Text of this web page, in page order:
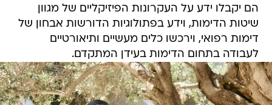
הם יקבלו ידע על העקרונות הפיזיקליים של מגוון
שיטות הדימות, וידע בפתולוגיות הדורשות אבחון של
דימות רפואי, וירכשו כלים מעשיים ותיאורטיים
לעבודה בתחום הדימות בעידן המתקדם.